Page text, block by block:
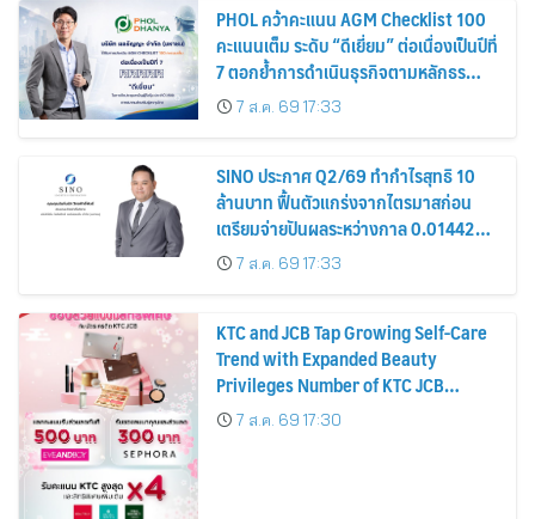
PHOL คว้าคะแนน AGM Checklist 100
คะแนนเต็ม ระดับ “ดีเยี่ยม” ต่อเนื่องเป็นปีที่
7 ตอกย้ำการดำเนินธุรกิจตามหลักธร
รมาภิบาล โปร่งใส สร้างความเชื่อมั่นผู้ถือ
หุ้น
7 ส.ค. 69 17:33
SINO ประกาศ Q2/69 ทำกำไรสุทธิ 10
ล้านบาท ฟื้นตัวแกร่งจากไตรมาสก่อน
เตรียมจ่ายปันผลระหว่างกาล 0.014423
บาทต่อหุ้น ครึ่งปีหลังมุ่งเติบโตต่อเนื่อง
7 ส.ค. 69 17:33
KTC and JCB Tap Growing Self-Care
Trend with Expanded Beauty
Privileges Number of KTC JCB
Cardmembers Spending on
Cosmetics Rises 26%
7 ส.ค. 69 17:30